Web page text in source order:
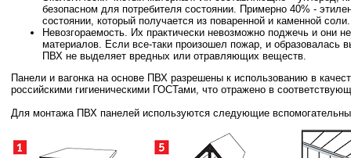
безопасном для потребителя состоянии. Примерно 40% -
состоянии, который получается из поваренной и каменной соли.
Невозгораемость. Их практически невозможно поджечь и они
материалов. Если все-таки произошел пожар, и образовалась
ПВХ не выделяет вредных или отравляющих веществ.
Панели и вагонка на основе ПВХ разрешены к использованию в
российскими гигиеническими ГОСТами, что отражено в
Для монтажа ПВХ панелей используются следующие